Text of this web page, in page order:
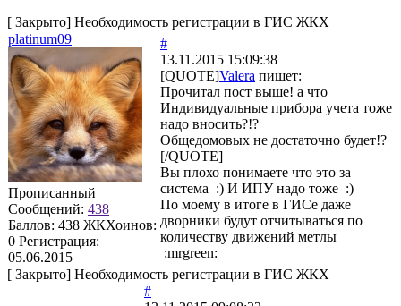
[ Закрыто] Необходимость регистрации в ГИС ЖКХ
platinum09
Прописанный
Сообщений: 438
Баллов: 438 ЖКХоинов:
0 Регистрация:
05.06.2015
#
13.11.2015 15:09:38
[QUOTE]Valera пишет:
Прочитал пост выше! а что
Индивидуальные прибора учета тоже
надо вносить?!?
Общедомовых не достаточно будет!?
[/QUOTE]
Вы плохо понимаете что это за
система :) И ИПУ надо тоже :)
По моему в итоге в ГИСе даже
дворники будут отчитываться по
количеству движений метлы
:mrgreen:
[ Закрыто] Необходимость регистрации в ГИС ЖКХ
#